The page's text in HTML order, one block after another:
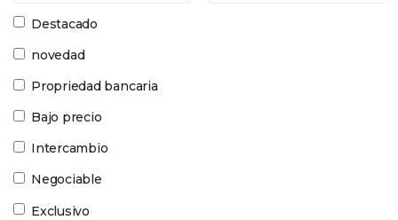
Destacado
novedad
Propriedad bancaria
Bajo precio
Intercambio
Negociable
Exclusivo